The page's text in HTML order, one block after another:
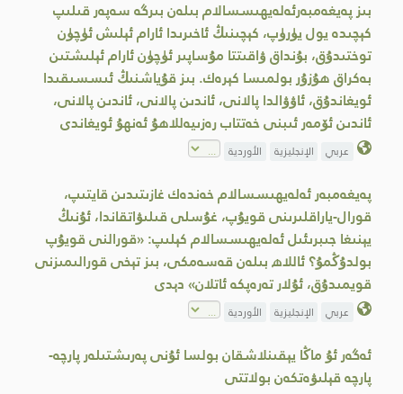
بىز پەيغەمبەرئەلەيھىسسالام بىلەن بىرگە سەپەر قىلىپ
كېچىدە يول يۈرۈپ، كېچىنىڭ ئاخىرىدا ئارام ئېلىش ئۈچۈن
توختىدۇق، بۇنداق ۋاقىتتا مۇساپىر ئۈچۈن ئارام ئېلىشتىن
بەكراق ھۇزۇر بولمىسا كېرەك. بىز قۇياشنىڭ ئىسسىقىدا
ئويغاندۇق، ئاۋۋالدا پالانى، ئاندىن پالانى، ئاندىن پالانى،
ئاندىن ئۆمەر ئىبنى خەتتاب رەزىيەللاھۇ ئەنھۇ ئويغاندى
عربي الإنجليزية الأوردية
پەيغەمبەر ئەلەيھىسسالام خەندەك غازىتىدىن قايتىپ،
قورال-ياراقلىرىنى قويۇپ، غۇسلى قىلىۋاتقاندا، ئۇنىڭ
يېنىغا جىبرىئىل ئەلەيھىسسالام كېلىپ: «قورالنى قويۇپ
بولدۇڭمۇ؟ ئاللاھ بىلەن قەسەمكى، بىز تېخى قورالىمىزنى
قويمىدۇق، ئۇلار تەرەپكە ئاتلان» دېدى
عربي الإنجليزية الأوردية
ئەگەر ئۇ ماڭا يېقىنلاشقان بولسا ئۇنى پەرىشتىلەر پارچە-
پارچە قېلىۋەتكەن بولاتتى